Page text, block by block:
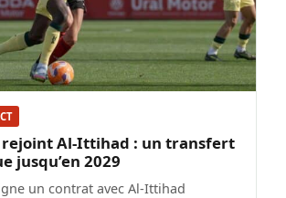
rejoint Al-Ittihad : un transfert
jusqu’en 2029
un contrat avec Al-Ittihad